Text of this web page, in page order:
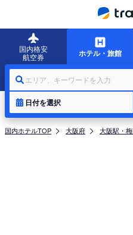
国内格安
航空券
ホテル・旅館
エリア、キーワードを入力
日付を選択
国内ホテルTOP 大阪府 大阪駅・